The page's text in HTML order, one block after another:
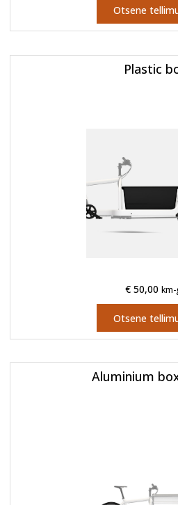
Otsene
Plastic
€ 50,00 km-
Otsene
Aluminium